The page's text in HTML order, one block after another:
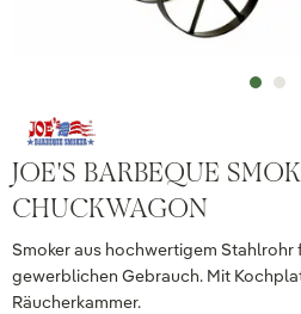
JOE'S BARBEQUE
CHUCKWAGON
Smoker aus hochwertigem Stahlrohr
gewerblichen Gebrauch. Mit
Räucherkammer.